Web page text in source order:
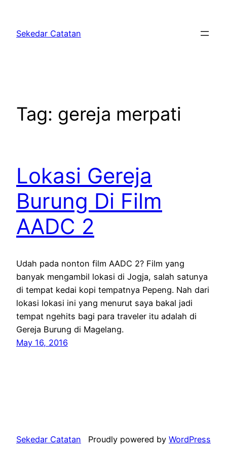
content
Sekedar Catatan
Tag: gereja merpati
Lokasi Gereja
Burung Di Film
AADC 2
Udah pada nonton film AADC 2? Film yang
banyak mengambil lokasi di Jogja, salah satunya
di tempat kedai kopi tempatnya Pepeng. Nah dari
lokasi lokasi ini yang menurut saya bakal jadi
tempat ngehits bagi para traveler itu adalah di
Gereja Burung di Magelang.
May 16, 2016
Sekedar Catatan Proudly powered by WordPress